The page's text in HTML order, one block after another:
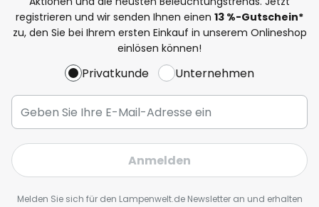
registrieren und wir senden Ihnen einen 13 %-Gutschein*
zu, den Sie bei Ihrem ersten Einkauf in unserem Onlineshop
einlösen können!
Privatkunde Unternehmen
Anmelden
Melden Sie sich für den Lampenwelt.de Newsletter an und erhalten